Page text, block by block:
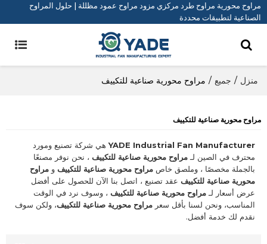
مراوح محورية مراوح طرد مركزي مزود مراوح عمود مظللة | حلول المراوح
الصناعية لتطبيقات محددة
منزل / جميع / مراوح محورية صناعية للتكييف
مراوح محورية صناعية للتكييف
YADE Industrial Fan Manufacturerهي شركة تصنيع ومورد
محترف في الصين لـ مراوح محورية صناعية للتكييف ، نحن نوفر مصنعًا
بالجملة مخصصًا ، وملصق خاص مراوح محورية صناعية للتكييف و مراوح
محورية صناعية للتكييف عقد تصنيع ، اتصل بنا الآن للحصول على أفضل
عرض أسعار لـ مراوح محورية صناعية للتكييف ، وسوف نرد في الوقت
المناسب، ونحن لسنا بأقل سعر مراوح محورية صناعية للتكييف، ولكن سوف
نقدم لك خدمة أفضل.